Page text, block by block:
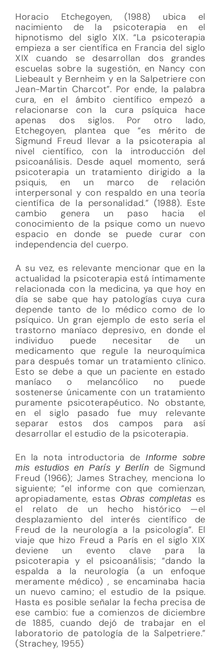
Horacio Etchegoyen, (1988) ubica el
nacimiento de la psicoterapia en el
hipnotismo del siglo XIX. “La psicoterapia
empieza a ser científica en Francia del siglo
XIX cuando se desarrollan dos grandes
escuelas sobre la sugestión, en Nancy con
Liebeault y Bernheim y en la Salpetriere con
Jean-Martin Charcot”. Por ende, la palabra
cura, en el ámbito científico empezó a
relacionarse con la cura psíquica hace
apenas dos siglos. Por otro lado,
Etchegoyen, plantea que “es mérito de
Sigmund Freud llevar a la psicoterapia al
nivel científico, con la introducción del
psicoanálisis. Desde aquel momento, será
psicoterapia un tratamiento dirigido a la
psiquis, en un marco de relación
interpersonal y con respaldo en una teoría
científica de la personalidad.” (1988). Este
cambio genera un paso hacia el
conocimiento de la psique como un nuevo
espacio en donde se puede curar con
independencia del cuerpo.
A su vez, es relevante mencionar que en la
actualidad la psicoterapia está íntimamente
relacionada con la medicina, ya que hoy en
día se sabe que hay patologías cuya cura
depende tanto de lo médico como de lo
psíquico. Un gran ejemplo de esto sería el
trastorno maníaco depresivo, en donde el
individuo puede necesitar de un
medicamento que regule la neuroquímica
para después tomar un tratamiento clínico.
Esto se debe a que un paciente en estado
maníaco o melancólico no puede
sostenerse únicamente con un tratamiento
puramente psicoterapéutico. No obstante,
en el siglo pasado fue muy relevante
separar estos dos campos para así
desarrollar el estudio de la psicoterapia.
En la nota introductoria deInforme sobre
mis estudios en París y Berlín de Sigmund
Freud (1966); James Strachey, menciona lo
siguiente; “el informe con que comienzan,
apropiadamente, estas Obras completas es
el relato de un hecho histórico —el
desplazamiento del interés científico de
Freud de la neurología a la psicología”. El
viaje que hizo Freud a París en el siglo XIX
deviene un evento clave para la
psicoterapia y el psicoanálisis; “dando la
espalda a la neurología (a un enfoque
meramente médico) , se encaminaba hacia
un nuevo camino; el estudio de la psique.
Hasta es posible señalar la fecha precisa de
ese cambio: fue a comienzos de diciembre
de 1885, cuando dejó de trabajar en el
laboratorio de patología de la Salpetriere.”
(Strachey, 1955)